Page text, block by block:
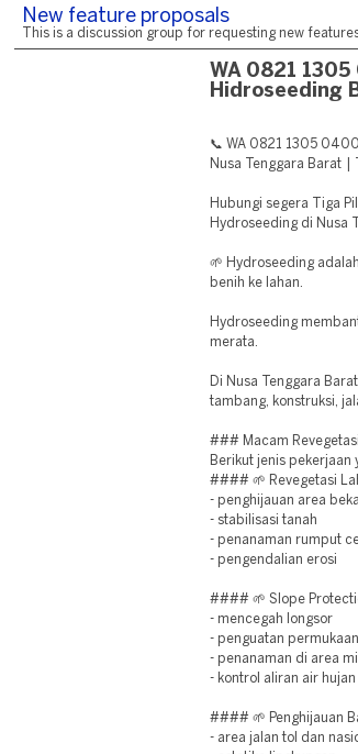
New feature proposals
This is a discussion group for requesting new
WA 0821
Hidroseeding
📞 WA 0821 1305
Nusa Tenggara Barat |
Hubungi segera Tiga
Hydroseeding di Nusa
🌱 Hydroseeding
benih ke lahan.
Hydroseeding
merata.
Di Nusa Tenggara
tambang, konstruksi,
### Macam
Berikut jenis pekerjaan
#### 🌱 Revegetasi
- penghijauan area
- stabilisasi tanah
- penanaman rumput
- pengendalian erosi
#### 🌱 Slope
- mencegah longsor
- penguatan
- penanaman di area
- kontrol aliran air hujan
#### 🌱 Penghijauan
- area jalan tol dan